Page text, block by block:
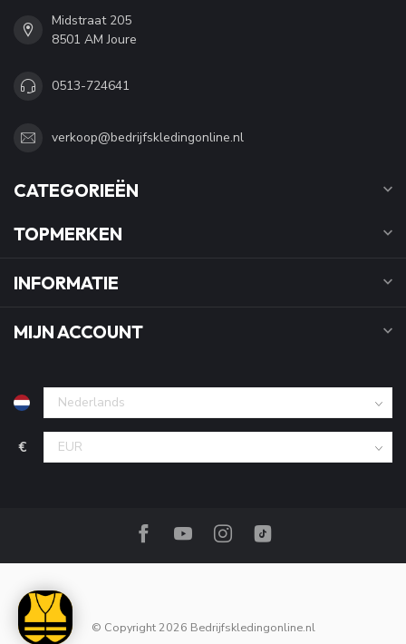
Midstraat 205
8501 AM Joure
0513-724641
verkoop@bedrijfskledingonline.nl
CATEGORIEËN
TOPMERKEN
INFORMATIE
MIJN ACCOUNT
€
© Copyright 2026 Bedrijfskledingonline.nl